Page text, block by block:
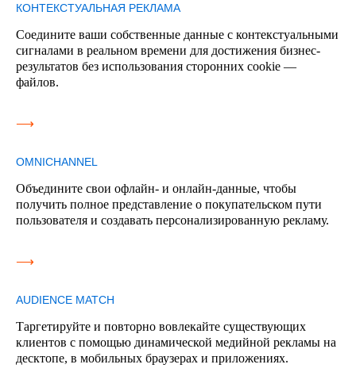
КОНТЕКСТУАЛЬНАЯ РЕКЛАМА
Соедините ваши собственные данные с контекстуальными
сигналами в реальном времени для достижения бизнес-
результатов без использования сторонних cookie —
файлов.
⟶
OMNICHANNEL
Объедините свои офлайн- и онлайн-данные, чтобы
получить полное представление о покупательском пути
пользователя и создавать персонализированную рекламу.
⟶
AUDIENCE MATCH
Таргетируйте и повторно вовлекайте существующих
клиентов с помощью динамической медийной рекламы на
десктопе, в мобильных браузерах и приложениях.